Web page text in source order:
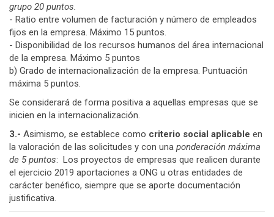
grupo 20 puntos.
- Ratio entre volumen de facturación y número de empleados
fijos en la empresa. Máximo 15 puntos.
- Disponibilidad de los recursos humanos del área internacional
de la empresa. Máximo 5 puntos
b) Grado de internacionalización de la empresa. Puntuación
máxima 5 puntos.
Se considerará de forma positiva a aquellas empresas que se
inicien en la internacionalización.
3.- Asimismo, se establece como criterio social aplicable en
la valoración de las solicitudes y con una ponderación máxima
de 5 puntos: Los proyectos de empresas que realicen durante
el ejercicio 2019 aportaciones a ONG u otras entidades de
carácter benéfico, siempre que se aporte documentación
justificativa.